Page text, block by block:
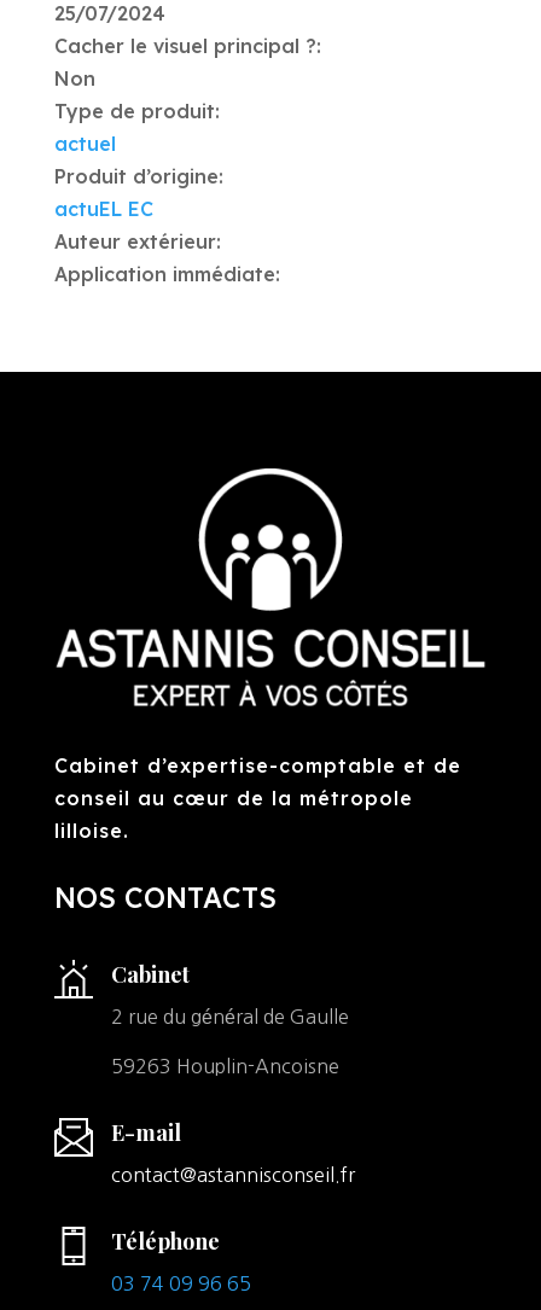
25/07/2024
Cacher le visuel principal ?:
Non
Type de produit:
actuel
Produit d’origine:
actuEL EC
Auteur extérieur:
Application immédiate:
Cabinet d’expertise-comptable et de
conseil au cœur de la métropole
lilloise.
NOS CONTACTS
Cabinet
2 rue du général de Gaulle
59263 Houplin-Ancoisne
E-mail
contact@astannisconseil.fr
Téléphone
03 74 09 96 65